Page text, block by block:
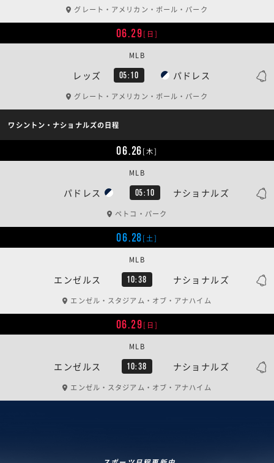
グレート・アメリカン・ボール・パーク
06.29[日]
レッズ 05:10 パドレス
MLB
グレート・アメリカン・ボール・パーク
ワシントン・ナショナルズの日程
06.26[木]
パドレス 05:10 ナショナルズ
MLB
ペトコ・パーク
06.28[土]
エンゼルス 10:38 ナショナルズ
MLB
エンゼル・スタジアム・オブ・アナハイム
06.29[日]
エンゼルス 10:38 ナショナルズ
MLB
エンゼル・スタジアム・オブ・アナハイム